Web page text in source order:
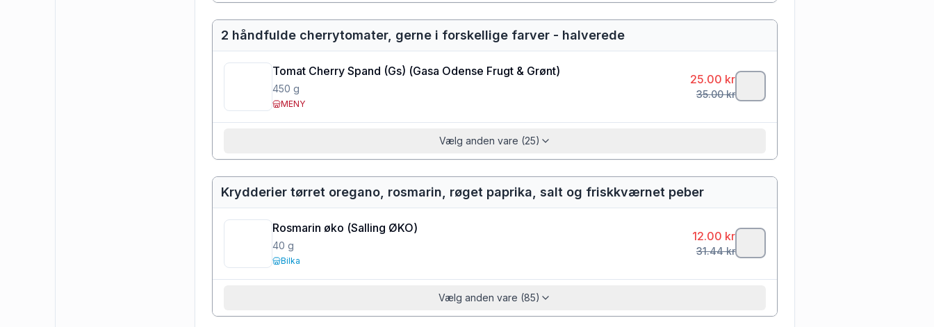
2 håndfulde cherrytomater, gerne i forskellige farver - halverede
Tomat Cherry Spand (Gs) (Gasa Odense Frugt & Grønt)
450 g
MENY
25.00 kr
35.00kr
Vælg anden vare (25)
Krydderier tørret oregano, rosmarin, røget paprika, salt og friskkværnet peber
Rosmarin øko (Salling ØKO)
40 g
Bilka
12.00 kr
31.44kr
Vælg anden vare (85)